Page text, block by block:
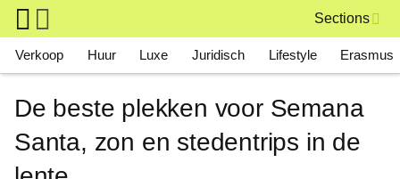
Skip to main content
Sections
Main navigation
Verkoop Huur Luxe Juridisch Lifestyle Erasmus
De beste plekken voor Semana
Santa, zon en stedentrips in de